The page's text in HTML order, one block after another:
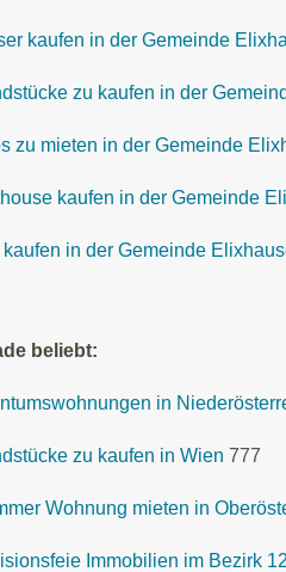
kaufen in der Gemeinde
zu kaufen in der
zu mieten in der Gemeinde
kaufen in der Gemeinde
in der Gemeinde
beliebt:
in
zu kaufen in Wien 777
Wohnung mieten in
Immobilien im Bezirk